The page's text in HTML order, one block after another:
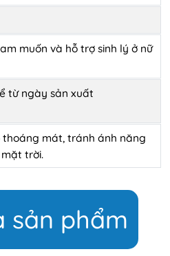
muốn và hỗ trợ sinh lý ở nữ
từ ngày sản xuất
thoáng mát, tránh ánh năng
trời.
sản phẩm